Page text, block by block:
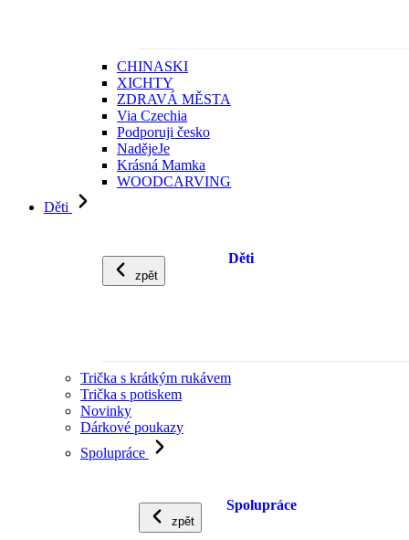
CHINASKI
XICHTY
ZDRAVÁ MĚSTA
Via Czechia
Podporuji česko
NadějeJe
Krásná Mamka
WOODCARVING
Děti
zpět
Děti
Trička s krátkým rukávem
Trička s potiskem
Novinky
Dárkové poukazy
Spolupráce
zpět
Spolupráce